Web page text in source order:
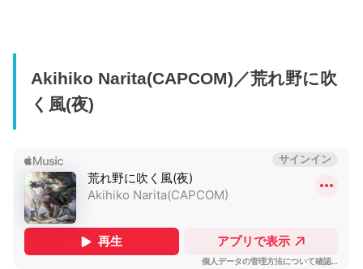
Akihiko Narita(CAPCOM)／荒れ野に吹
く風(夜)